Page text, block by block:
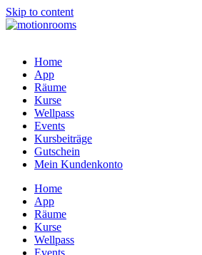
Skip to content
Home
App
Räume
Kurse
Wellpass
Events
Kursbeiträge
Gutschein
Mein Kundenkonto
Home
App
Räume
Kurse
Wellpass
Events